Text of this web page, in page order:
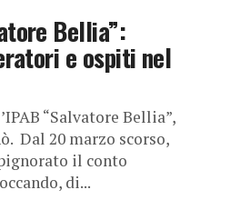
Bellia”:
e ospiti nel
“Salvatore Bellia”,
Dal 20 marzo scorso,
il conto
di...